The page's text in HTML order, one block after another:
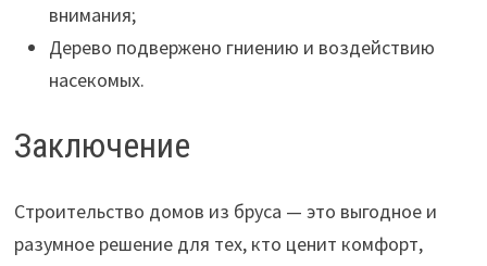
внимания;
Дерево подвержено гниению и воздействию
насекомых.
Заключение
Строительство домов из бруса — это выгодное и
разумное решение для тех, кто ценит комфорт,